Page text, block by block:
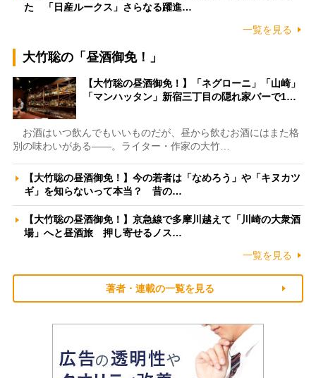
た 「日産ルークス」さらなる躍進…
一覧を見る
大竹聡の「昼酒御免！」
【大竹聡の昼酒御免！】「ネグローニ」「山崎」
「マンハッタン」新宿三丁目の隠れ家バーで1…
お酒はいつ飲んでもいいものだが、昼から飲むお酒にはまた格
別の味わいがある――。ライター・作家の大竹…
【大竹聡の昼酒御免！】今の若者は「なめろう」や「キヌカツ
ギ」を知らないって本当？ 昔の…
【大竹聡の昼酒御免！】京急線で多摩川越えて「川崎の大衆酒
場」へと昼酒旅 押し寄せるノス…
一覧を見る
著者・連載の一覧を見る